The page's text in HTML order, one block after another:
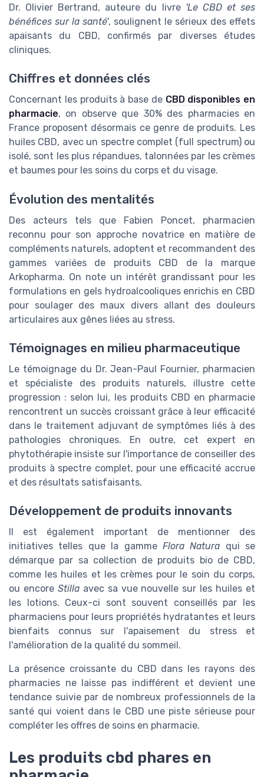
Dr. Olivier Bertrand, auteure du livre 'Le CBD et ses
bénéfices sur la santé', soulignent le sérieux des effets
apaisants du CBD, confirmés par diverses études
cliniques.
Chiffres et données clés
Concernant les produits à base de CBD disponibles en
pharmacie, on observe que 30% des pharmacies en
France proposent désormais ce genre de produits. Les
huiles CBD, avec un spectre complet (full spectrum) ou
isolé, sont les plus répandues, talonnées par les crèmes
et baumes pour les soins du corps et du visage.
Évolution des mentalités
Des acteurs tels que Fabien Poncet, pharmacien
reconnu pour son approche novatrice en matière de
compléments naturels, adoptent et recommandent des
gammes variées de produits CBD de la marque
Arkopharma. On note un intérêt grandissant pour les
formulations en gels hydroalcooliques enrichis en CBD
pour soulager des maux divers allant des douleurs
articulaires aux gênes liées au stress.
Témoignages en milieu pharmaceutique
Le témoignage du Dr. Jean-Paul Fournier, pharmacien
et spécialiste des produits naturels, illustre cette
progression : selon lui, les produits CBD en pharmacie
rencontrent un succès croissant grâce à leur efficacité
dans le traitement adjuvant de symptômes liés à des
pathologies chroniques. En outre, cet expert en
phytothérapie insiste sur l'importance de conseiller des
produits à spectre complet, pour une efficacité accrue
et des résultats satisfaisants.
Développement de produits innovants
Il est également important de mentionner des
initiatives telles que la gamme Flora Natura qui se
démarque par sa collection de produits bio de CBD,
comme les huiles et les crèmes pour le soin du corps,
ou encore Stillaavec sa vue nouvelle sur les huiles et
les lotions. Ceux-ci sont souvent conseillés par les
pharmaciens pour leurs propriétés hydratantes et leurs
bienfaits connus sur l'apaisement du stress et
l'amélioration de la qualité du sommeil.
La présence croissante du CBD dans les rayons des
pharmacies ne laisse pas indifférent et devient une
tendance suivie par de nombreux professionnels de la
santé qui voient dans le CBD une piste sérieuse pour
compléter les offres de soins en pharmacie.
Les produits cbd phares en